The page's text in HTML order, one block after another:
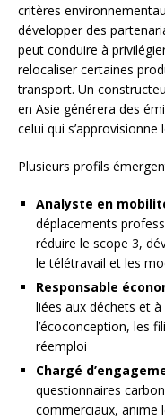
critères
développer des
peut conduire à
relocaliser certaines
transport. Un
en Asie générera des
celui qui s’approvisionne
Plusieurs profils
Analyste en
déplacements
réduire le scope 3,
le télétravail et les
Responsable
liées aux déchets et
l’écoconception, les
réemploi
Chargé
questionnaires
commerciaux, anime